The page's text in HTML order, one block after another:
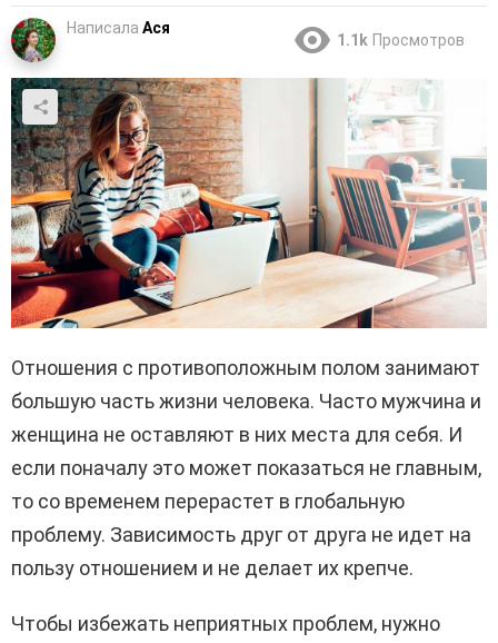
Написала Ася
1.1k Просмотров
Отношения с противоположным полом занимают
большую часть жизни человека. Часто мужчина и
женщина не оставляют в них места для себя. И
если поначалу это может показаться не главным,
то со временем перерастет в глобальную
проблему. Зависимость друг от друга не идет на
пользу отношением и не делает их крепче.
Чтобы избежать неприятных проблем, нужно